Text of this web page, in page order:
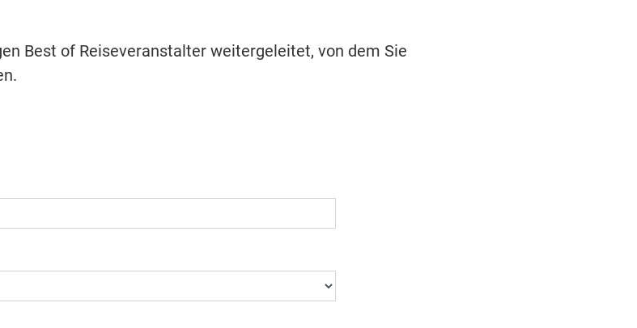
Best of Reiseveranstalter weitergeleitet, von dem Sie